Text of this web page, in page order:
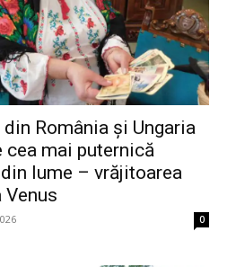
România și Ungaria
cea mai puternică
lume – vrăjitoarea
0